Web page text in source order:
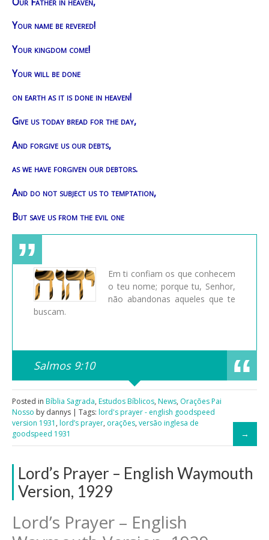
Your name be revered!
Your kingdom come!
Your will be done
on earth as it is done in heaven!
Give us today bread for the day,
And forgive us our debts,
as we have forgiven our debtors.
And do not subject us to temptation,
But save us from the evil one
Em ti confiam os que conhecem
o teu nome; porque tu, Senhor,
não abandonas aqueles que te
buscam.
Salmos 9:10
Posted in Bíblia Sagrada, Estudos Bíblicos, News, Orações Pai
Nosso by dannys | Tags: lord's prayer - english goodspeed
version 1931 , lord’s prayer, orações, versão inglesa de
goodspeed 1931
Lord’s Prayer – English Waymouth
Version, 1929
Lord’s Prayer – English